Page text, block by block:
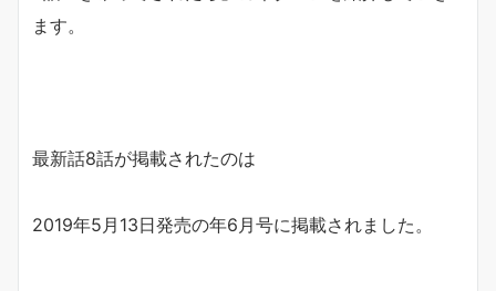
ます。
最新話8話が掲載されたのは
2019年5月13日発売の年6月号に掲載されました。